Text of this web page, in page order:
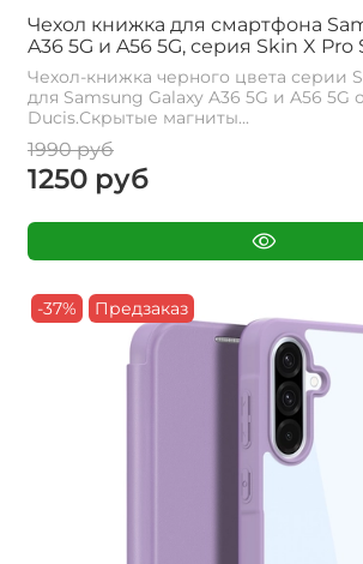
Чехол книжка для смартфона
A36 5G и A56 5G, серия Skin X Pro
Чехол-книжка черного цвета серии
для Samsung Galaxy A36 5G и A56 5G
Ducis.Скрытые магниты...
1990 руб
1250 руб
-37% Предзаказ